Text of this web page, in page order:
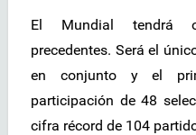
El Mundial tendrá
precedentes. Será el
en conjunto y el
participación de 48
cifra récord de 104